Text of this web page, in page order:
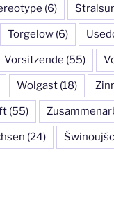
(6)
Torgelow (6)
Vorsitzende (55)
Wolgast (18)
(55)
(24)